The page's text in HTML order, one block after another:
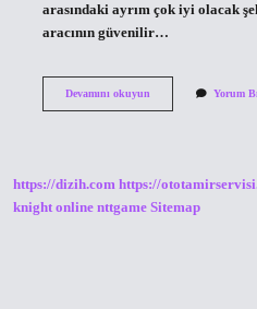
arasındaki ayrım çok iyi olacak
aracının güvenilir…
Devamını okuyunMadde
Yorum
https://dizih.com https://
knight online nttgame Sitemap